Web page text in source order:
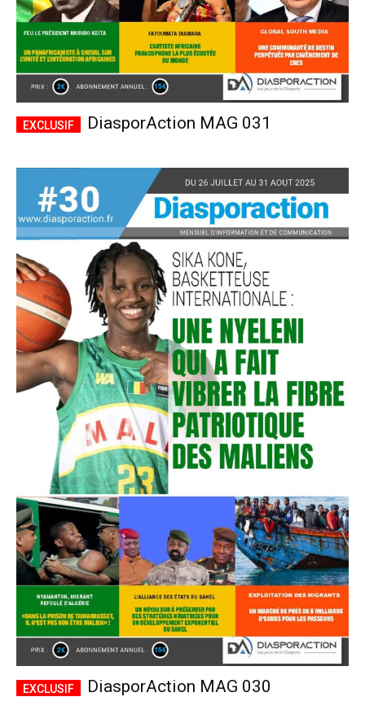
DiasporAction MAG 031
DiasporAction MAG 030